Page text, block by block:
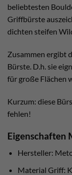
beliebtesten
Griffbürste
dichten steifen
Zusammen ergibt
Bürste. D.h. sie
für große Flächen
Kurzum: diese
fehlen!
Eigenschaften
Hersteller:
Material Griff: